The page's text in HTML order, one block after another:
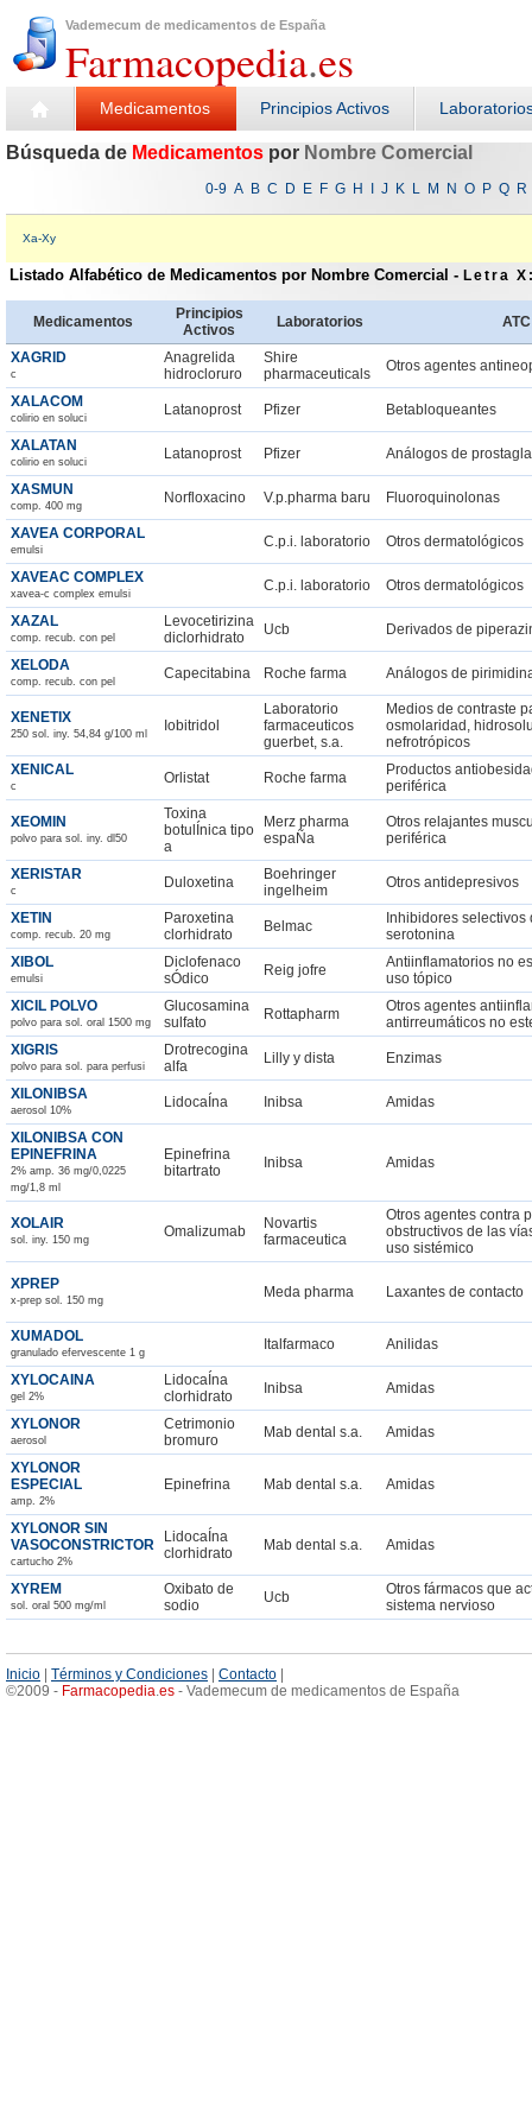
Vademecum de medicamentos de España
Farmacopedia.es
Medicamentos Principios Activos
Búsqueda de Medicamentos por Nombre Comercial
0-9 A B C D E F G H J K L M N O P Q R
Xa-Xy
Listado Alfabético de Medicamentos por Nombre Comercial - Letra
Medicamentos
Principios
Activos
Laboratorios ATC
XAGRID
c
Anagrelida
hidrocloruro
Shire
pharmaceuticals
Otros agentes
XALACOM
colirio en soluci Latanoprost Pfizer Betabloqueantes
XALATAN
colirio en soluci Latanoprost Pfizer Análogos de
XASMUN
comp. 400 mg Norfloxacino V.p.pharma baru Fluoroquinolonas
XAVEA CORPORAL
emulsi C.p.i. laboratorio Otros dermatológicos
XAVEAC COMPLEX
xavea-c complex emulsi C.p.i. laboratorio Otros dermatológicos
XAZAL
comp. recub. con pel
Levocetirizina
diclorhidrato
Ucb Derivados de
XELODA
comp. recub. con pel Capecitabina Roche farma Análogos de
XENETIX
250 sol. iny. 54,84 g/100 ml Iobitridol
Laboratorio
farmaceuticos
guerbet, s.a.
Medios de contraste
osmolaridad,
nefrotrópicos
XENICAL
c Orlistat Roche farma
Productos
periférica
XEOMIN
polvo para sol. iny. dl50
Toxina
botulÍnica tipo
a
Merz pharma
espaÑa
Otros relajantes
periférica
XERISTAR
c Duloxetina
Boehringer
ingelheim
Otros antidepresivos
XETIN
comp. recub. 20 mg
Paroxetina
clorhidrato
Belmac
Inhibidores selectivos
serotonina
XIBOL
emulsi
Diclofenaco
sÓdico
Reig jofre
Antiinflamatorios no
uso tópico
XICIL POLVO
polvo para sol. oral 1500 mg
Glucosamina
sulfato
Rottapharm
Otros agentes
antirreumáticos no
XIGRIS
polvo para sol. para perfusi
Drotrecogina
alfa
Lilly y dista Enzimas
XILONIBSA
aerosol 10% LidocaÍna Inibsa Amidas
XILONIBSA CON
EPINEFRINA
2% amp. 36 mg/0,0225
mg/1,8 ml
Epinefrina
bitartrato
Inibsa Amidas
XOLAIR
sol. iny. 150 mg Omalizumab
Novartis
farmaceutica
Otros agentes contra
obstructivos de las
uso sistémico
XPREP
x-prep sol. 150 mg Meda pharma Laxantes de contacto
XUMADOL
granulado efervescente 1 g Italfarmaco Anilidas
XYLOCAINA
gel 2%
LidocaÍna
clorhidrato
Inibsa Amidas
XYLONOR
aerosol
Cetrimonio
bromuro
Mab dental s.a. Amidas
XYLONOR
ESPECIAL
amp. 2%
Epinefrina Mab dental s.a. Amidas
XYLONOR SIN
VASOCONSTRICTOR
cartucho 2%
LidocaÍna
clorhidrato
Mab dental s.a. Amidas
XYREM
sol. oral 500 mg/ml
Oxibato de
sodio
Ucb
Otros fármacos que
sistema nervioso
Inicio | Términos y Condiciones | Contacto |
©2009 - Farmacopedia es - Vademecum de medicamentos de España